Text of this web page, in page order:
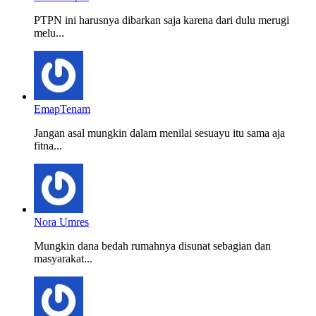
PTPN ini harusnya dibarkan saja karena dari dulu merugi
melu...
EmapTenam
Jangan asal mungkin dalam menilai sesuayu itu sama aja
fitna...
Nora Umres
Mungkin dana bedah rumahnya disunat sebagian dan
masyarakat...